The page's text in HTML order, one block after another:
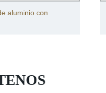
aluminio con